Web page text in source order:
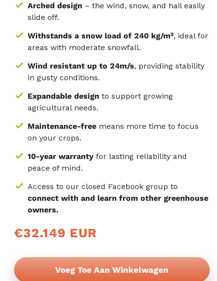
Arched design – the wind, snow, and hail easily
slide off.
Withstands a snow load of 240 kg/m², ideal for
areas with moderate snowfall.
Wind resistant up to 24m/s, providing stability
in gusty conditions.
Expandable design to support growing
agricultural needs.
Maintenance-free means more time to focus
on your crops.
10-year warranty for lasting reliability and
peace of mind.
Access to our closed Facebook group to
connect with and learn from other greenhouse
owners.
Normale
prijs
€32.149 EUR
Voeg Toe Aan Winkelwagen